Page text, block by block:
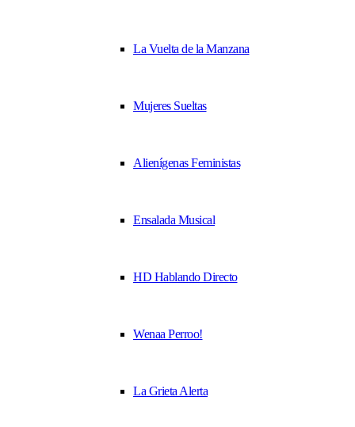
La Vuelta de la Manzana
Mujeres Sueltas
Alienígenas Feministas
Ensalada Musical
HD Hablando Directo
Wenaa Perroo!
La Grieta Alerta